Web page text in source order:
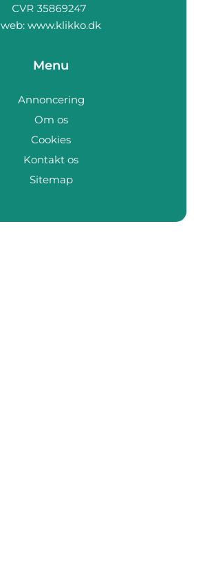
web: www.klikko.dk
Menu
Annoncering
Om os
Cookies
Kontakt os
Sitemap